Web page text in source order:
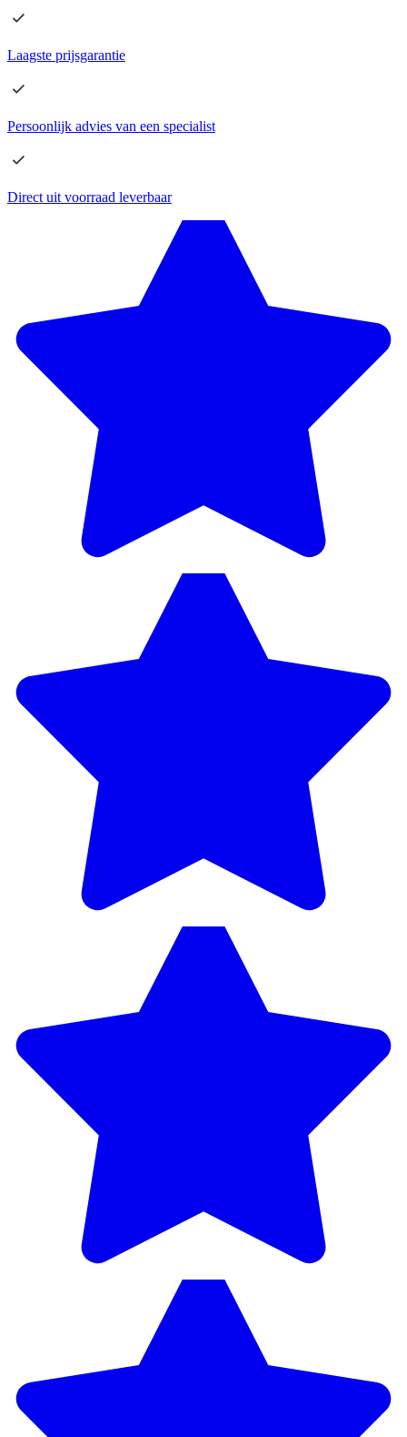
Laagste prijsgarantie
Persoonlijk advies van een specialist
Direct uit voorraad leverbaar